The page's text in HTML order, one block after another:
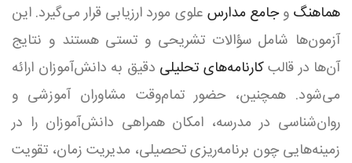
هماهنگ وجامع مدارس علوی مورد ارزیابی قرار می‌گیرد. این
آزمون‌ها شامل سؤالات تشریحی و تستی هستند و نتایج
آن‌ها در قالبکارنامه‌های تحلیلی دقیق به دانش‌آموزان ارائه
می‌شود. همچنین، حضور تمام‌وقت مشاوران آموزشی و
روان‌شناسی در مدرسه، امکان همراهی دانش‌آموزان را در
زمینه‌هایی چون برنامه‌ریزی تحصیلی، مدیریت زمان، تقویت